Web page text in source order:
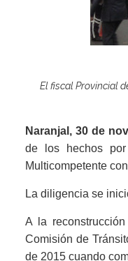
El fiscal Provincial
Naranjal, 30 de
de los hechos
Multicompetente
La diligencia se
A la
Comisión de
de 2015 cuando